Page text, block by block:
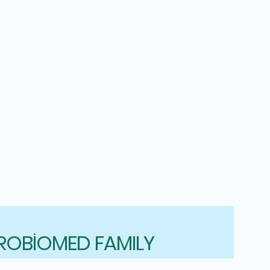
FAMILY